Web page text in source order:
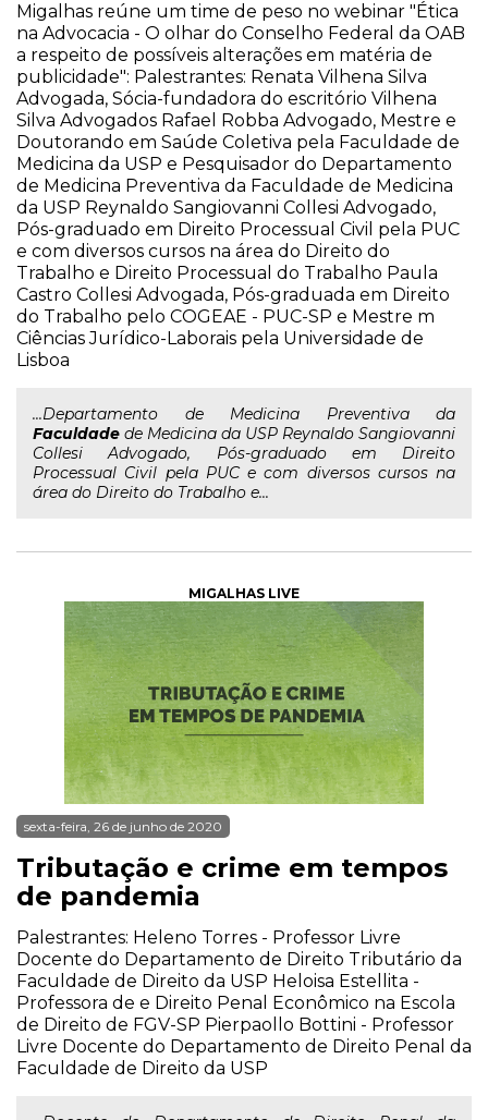
Migalhas reúne um time de peso no webinar "Ética
na Advocacia - O olhar do Conselho Federal da OAB
a respeito de possíveis alterações em matéria de
publicidade": Palestrantes: Renata Vilhena Silva
Advogada, Sócia-fundadora do escritório Vilhena
Silva Advogados Rafael Robba Advogado, Mestre e
Doutorando em Saúde Coletiva pela Faculdade de
Medicina da USP e Pesquisador do Departamento
de Medicina Preventiva da Faculdade de Medicina
da USP Reynaldo Sangiovanni Collesi Advogado,
Pós-graduado em Direito Processual Civil pela PUC
e com diversos cursos na área do Direito do
Trabalho e Direito Processual do Trabalho Paula
Castro Collesi Advogada, Pós-graduada em Direito
do Trabalho pelo COGEAE - PUC-SP e Mestre m
Ciências Jurídico-Laborais pela Universidade de
Lisboa
...Departamento de Medicina Preventiva da
Faculdade de Medicina da USP Reynaldo Sangiovanni
Collesi Advogado, Pós-graduado em Direito
Processual Civil pela PUC e com diversos cursos na
área do Direito do Trabalho e...
MIGALHAS LIVE
sexta-feira, 26 de junho de 2020
Tributação e crime em tempos
de pandemia
Palestrantes: Heleno Torres - Professor Livre
Docente do Departamento de Direito Tributário da
Faculdade de Direito da USP Heloisa Estellita -
Professora de e Direito Penal Econômico na Escola
de Direito de FGV-SP Pierpaollo Bottini - Professor
Livre Docente do Departamento de Direito Penal da
Faculdade de Direito da USP